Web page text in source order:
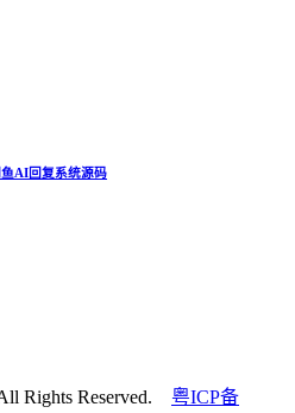
AI回复系统源码
Rights Reserved. 粤ICP备